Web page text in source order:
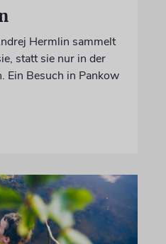
Hermlin sammelt
statt sie nur in der
Ein Besuch in Pankow